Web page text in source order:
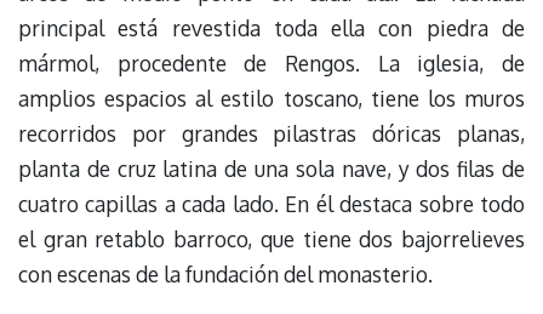
principal está revestida toda ella con piedra de
mármol, procedente de Rengos. La iglesia, de
amplios espacios al estilo toscano, tiene los muros
recorridos por grandes pilastras dóricas planas,
planta de cruz latina de una sola nave, y dos filas de
cuatro capillas a cada lado. En él destaca sobre todo
el gran retablo barroco, que tiene dos bajorrelieves
con escenas de la fundación del monasterio.